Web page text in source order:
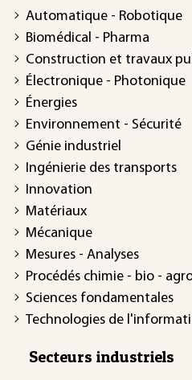
Automatique - Robotique
Biomédical - Pharma
Construction et travaux
Électronique - Photonique
Énergies
Environnement - Sécurité
Génie industriel
Ingénierie des transports
Innovation
Matériaux
Mécanique
Mesures - Analyses
Procédés chimie - bio -
Sciences fondamentales
Technologies de
Secteurs industriels